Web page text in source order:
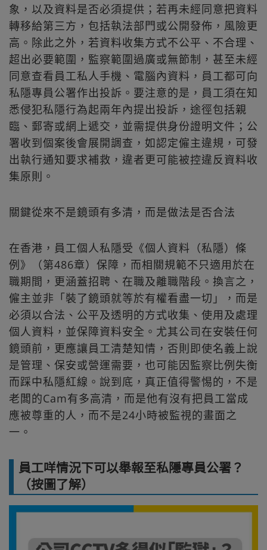
象，以及資料是否必須提供；若再未經同意把資料
轉移給第三方，包括執法部門或公開發佈，風險更
高。除此之外，若資料收集方式不公平、不合理、
超出必要範圍，監察範圍過廣或無節制，甚至未經
同意查看員工私人手機、電腦內資料，員工都可向
私隱專員公署作出投訴。要注意的是，員工須在知
悉侵犯私隱行為起兩年內提出投訴，途徑包括親
臨、郵寄或網上遞交，並需提供身份證明文件；公
署收到個案後會展開調查，如認定僱主違規，可發
出執行通知要求補救，違者更可能被控違反資料收
集原則。
關鍵從來不是鏡頭有多清，而是做法是否合法
在香港，員工個人私隱受《個人資料（私隱）條
例》（第486章）保障，而相關規範不只適用於在
職期間，更涵蓋招聘、在職及離職階段。換言之，
僱主並非「裝了鏡頭就等於有權看盡一切」，而是
必須以合法、公平及透明的方式收集、使用及處理
個人資料，並保障資料安全。尤其公司在安裝任何
鏡頭前，更應讓員工清楚知情，否則即使名義上說
是管理、保安或營運需要，也可能因監察比例失衡
而踩中私隱紅線。說到底，真正值得警惕的，不是
老闆的Cam有多高清，而是他有沒有把員工當成
應被尊重的人，而不是24小時被監視的畫面之
一。
員工咩情況下可以舉報至私隱專員公署？
（按圖了解）